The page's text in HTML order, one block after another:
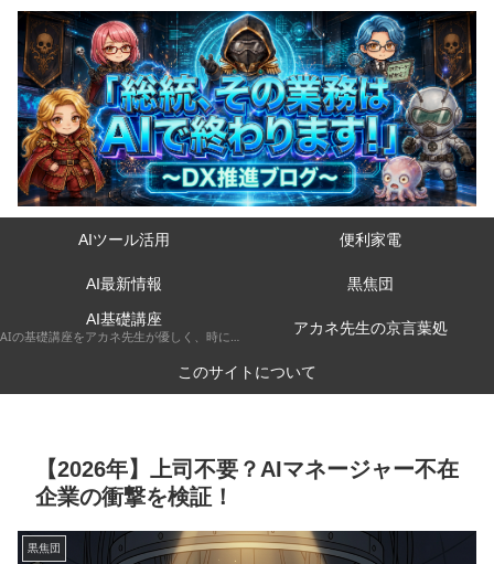
AIツール活用 便利家電
AI最新情報
黒焦団
AI基礎講座
アカネ先生の京言葉処
このサイトについて
【2026年】上司不要？AIマネージャー不在
企業の衝撃を検証！
黒焦団